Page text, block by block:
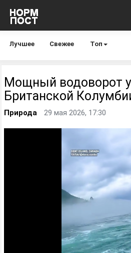
Лучшее Свежее Топ
Мощный водоворот у
Британской
Природа 29 мая 2026, 17:30